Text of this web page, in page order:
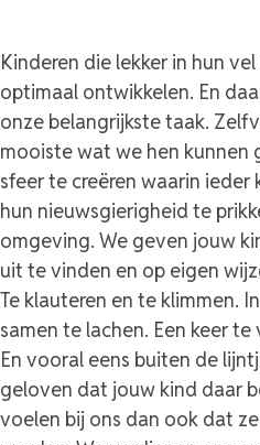
Kinderen die lekker in hun
optimaal ontwikkelen. En
onze belangrijkste taak.
mooiste wat we hen kunnen
sfeer te creëren waarin
hun nieuwsgierigheid te
omgeving. We geven jouw
uit te vinden en op eigen
Te klauteren en te klimmen.
samen te lachen. Een keer
En vooral eens buiten de
geloven dat jouw kind daar
voelen bij ons dan ook dat